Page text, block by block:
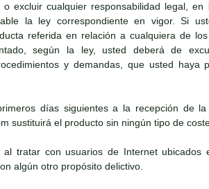
excluir cualquier responsabilidad legal,
la ley correspondiente en vigor. Si
referida en relación a cualquiera de los
según la ley, usted deberá de
y demandas, que usted haya
días siguientes a la recepción de
sustituirá el producto sin ningún tipo de
tratar con usuarios de Internet ubicados
algún otro propósito delictivo.